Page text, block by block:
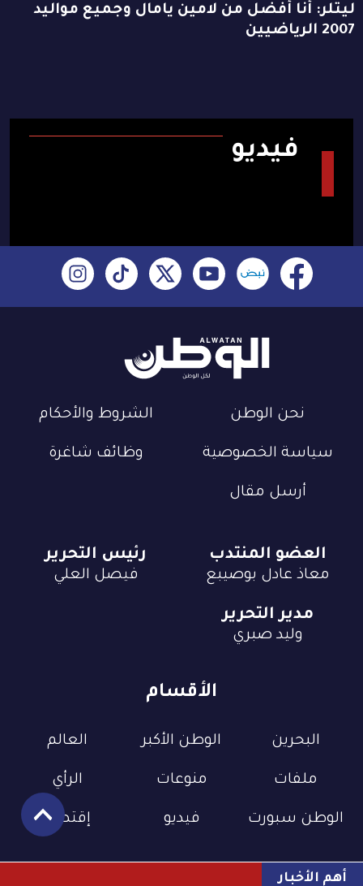
ليتلر: أنا أفضل من لامين يامال وجميع مواليد
2007 الرياضيين
فيديو
أهم الأخبار
نحن الوطن الشروط والأحكام
سياسة الخصوصية وظائف شاغرة
أرسل مقال
الأقسام
البحرين الوطن الأكبر العالم
ملفات منوعات الرأي
الوطن سبورت فيديو إقتصاد
العضو المنتدب
معاذ عادل بوصيبع
رئيس التحرير
فيصل العلي
مدير التحرير
وليد صبري